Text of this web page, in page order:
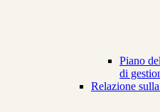
Piano
di
Relazione